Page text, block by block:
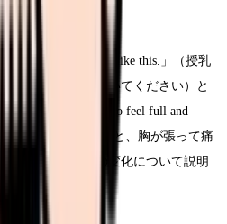
ョンは続きます。
Hold your baby like this.」（授乳
をこのように抱いてください）と
for your breasts to feel full and
（母乳が出てくると、胸が張って痛
）と産後の身体の変化について説明